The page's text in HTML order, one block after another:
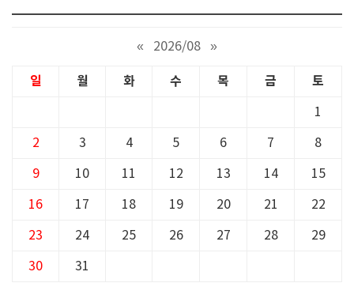
« 2026/08 »
일 월 화 수 목 금 토
1
2 3 4 5 6 7 8
9 10 11 12 13 14 15
16 17 18 19 20 21 22
23 24 25 26 27 28 29
30 31